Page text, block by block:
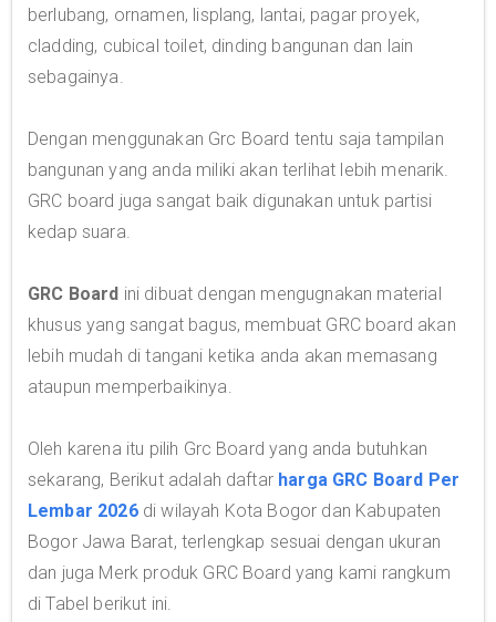
berlubang, ornamen, lisplang, lantai, pagar proyek,
cladding, cubical toilet, dinding bangunan dan lain
sebagainya.
Dengan menggunakan Grc Board tentu saja tampilan
bangunan yang anda miliki akan terlihat lebih menarik.
GRC board juga sangat baik digunakan untuk partisi
kedap suara.
GRC Board ini dibuat dengan mengugnakan material
khusus yang sangat bagus, membuat GRC board akan
lebih mudah di tangani ketika anda akan memasang
ataupun memperbaikinya.
Oleh karena itu pilih Grc Board yang anda butuhkan
sekarang, Berikut adalah daftar harga GRC Board Per
Lembar 2026di wilayah Kota Bogor dan Kabupaten
Bogor Jawa Barat, terlengkap sesuai dengan ukuran
dan juga Merk produk GRC Board yang kami rangkum
di Tabel berikut ini.